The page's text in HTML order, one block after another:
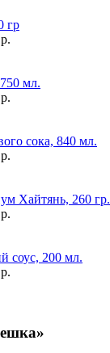
гр
мл.
сока, 840 мл.
Хайтянь, 260 гр.
соус, 200 мл.